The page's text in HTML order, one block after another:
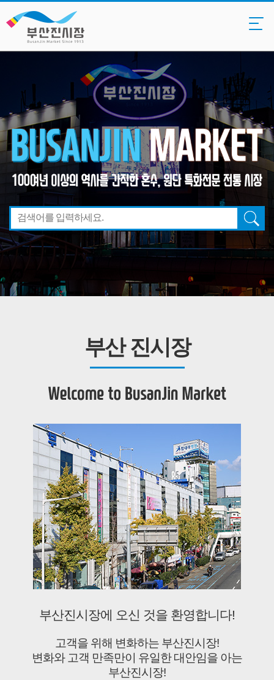
부산 진시장
부산진시장에 오신 것을 환영합니다!
고객을 위해 변화하는 부산진시장!
변화와 고객 만족만이 유일한 대안임을 아는
부산진시장!